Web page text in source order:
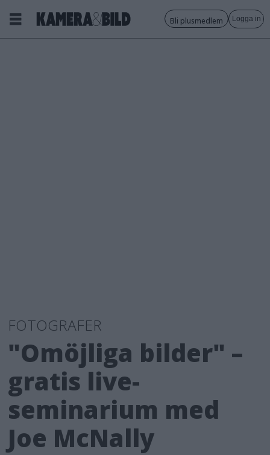
Bli plusmedlem Logga in
FOTOGRAFER
"Omöjliga bilder" –
gratis live-
seminarium med
Joe McNally